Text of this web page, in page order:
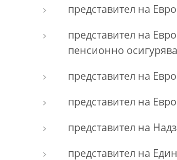
представител на
представител на
пенсионно
представител на
представител на
представител на
представител на